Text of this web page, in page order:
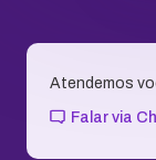
Atendemos
Falar via